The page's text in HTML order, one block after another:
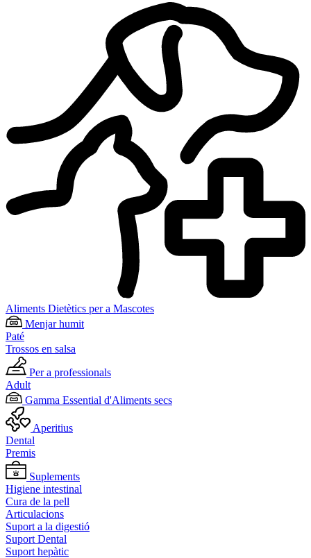
Aliments Dietètics per a Mascotes
Menjar humit
Paté
Trossos en salsa
Per a professionals
Adult
Gamma Essential d'Aliments secs
Aperitius
Dental
Premis
Suplements
Higiene intestinal
Cura de la pell
Articulacions
Suport a la digestió
Suport Dental
Suport hepàtic